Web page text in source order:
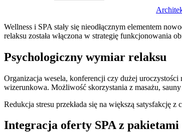
Wellness i SPA stały się nieodłącznym elementem
relaksu została włączona w strategię funkcjonowania
Psychologiczny wymiar relaksu
Organizacja wesela, konferencji czy dużej
wizerunkowa. Możliwość skorzystania z masażu,
Redukcja stresu przekłada się na większą satysfakcję
Integracja oferty SPA z pakietami